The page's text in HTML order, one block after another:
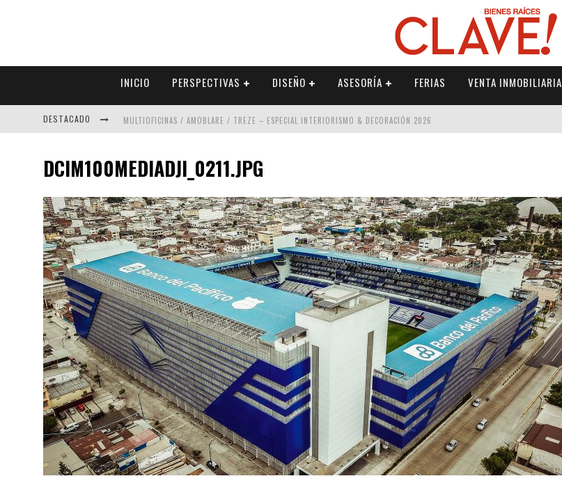
INICIO PERSPECTIVAS DISEÑO ASESORÍA FERIAS VENTA INMOBILIARIA
DESTACADO MULTIOFICINAS / AMOBLARE / TREZE – ESPECIAL INTERIORISMO & DECORACIÓN 2026
COLINEAL – ESPECIAL INTERIORISMO & DECORACIÓN 2026
ADRIANA HOYOS DESIGN STUDIO – ESPECIAL INTERIORISMO & DECORACIÓN 2026
DCIM100MEDIADJI_0211.JPG
MUBB DESIGN STUDIO – ESPECIAL
INTERIORISMO & DECORACIÓN 2026